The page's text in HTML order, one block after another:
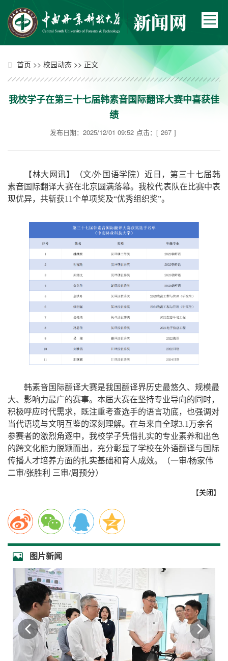
首页 >> 校园动态 >> 正文
我校学子在第三十七届韩素音国际翻译大赛中喜获佳
绩
发布日期：2025/12/01 09:52 点击：[ 267 ]
【林大网讯】（文/外国语学院）近日，第三十七届韩
素音国际翻译大赛在北京圆满落幕。我校代表队在比赛中表
现优异，共斩获11个单项奖及“优秀组织奖”。
韩素音国际翻译大赛是我国翻译界历史最悠久、规模最
大、影响力最广的赛事。本届大赛在坚持专业导向的同时，
积极呼应时代需求，既注重考查选手的语言功底，也强调对
当代语境与文明互鉴的深刻理解。在与来自全球3.1万余名
参赛者的激烈角逐中，我校学子凭借扎实的专业素养和出色
的跨文化能力脱颖而出，充分彰显了学校在外语翻译与国际
传播人才培养方面的扎实基础和育人成效。（一审/杨家伟
二审/张胜利 三审/周预分）
【关闭】
图片新闻